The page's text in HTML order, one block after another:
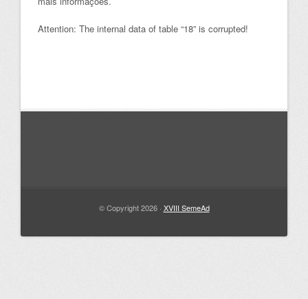
Attention: The internal data of table “18” is corrupted!
© Copyright 2026 · XVIII SemeAd